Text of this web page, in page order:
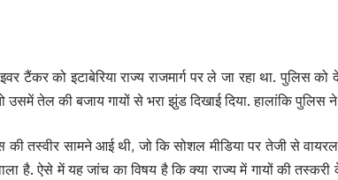
को इटाबेरिया राज्य राजमार्ग पर ले जा रहा था. पुलिस को
तेल की बजाय गायों से भरा झुंड दिखाई दिया. हालांकि पुलिस ने
की तस्वीर सामने आई थी, जो कि सोशल मीडिया पर तेजी से
ऐसे में यह जांच का विषय है कि क्या राज्य में गायों की